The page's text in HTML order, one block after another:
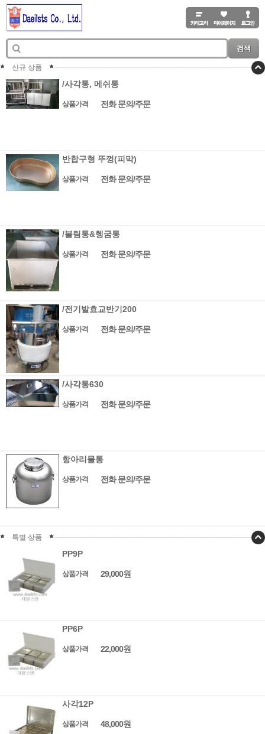
검색
신규 상품
/사각통, 메쉬통
상품가격 전화 문의/주문
반합구형 뚜껑(피막)
상품가격 전화 문의/주문
/불림통&헹굼통
상품가격 전화 문의/주문
/전기발효교반기200
상품가격 전화 문의/주문
/사각통630
상품가격 전화 문의/주문
항아리물통
상품가격 전화 문의/주문
특별 상품
PP9P
상품가격 29,000원
PP6P
상품가격 22,000원
사각12P
상품가격 48,000원